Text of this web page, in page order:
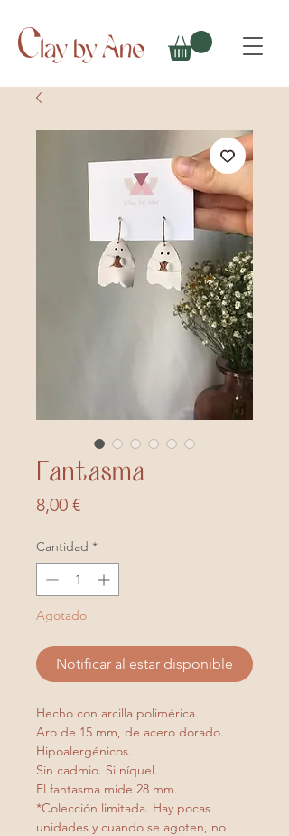
Fantasma
8,00 €Precio
Cantidad *
Agotado
Notificar al estar disponible
Hecho con arcilla polimérica.
Aro de 15 mm, de acero dorado.
Hipoalergénicos.
Sin cadmio. Si níquel.
El fantasma mide 28 mm.
*Colección limitada. Hay pocas
unidades y cuando se agoten, no